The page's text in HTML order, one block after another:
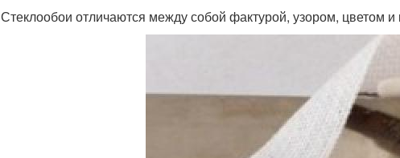
Стеклообои отличаются между собой фактурой, узором, цветом и